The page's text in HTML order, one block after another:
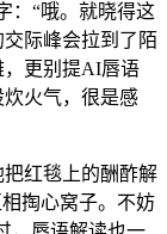
“哦。就晓得这
际峰会拉到了陌
，更别提AI唇语
火气，很是感
红毯上的酬酢解
掏心窝子。不妨